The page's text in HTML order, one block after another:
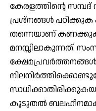
കേരളത്തിന്റെ
പ്രശ്നങ്ങള്‍ പഠിക്കുക
തന്നെയാണ്
മനസ്സിലാകുന്നത്.
കൂടുതല്‍